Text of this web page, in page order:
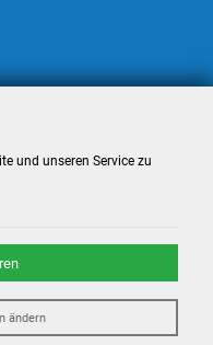
reserviert. -
und unseren Service zu
ändern